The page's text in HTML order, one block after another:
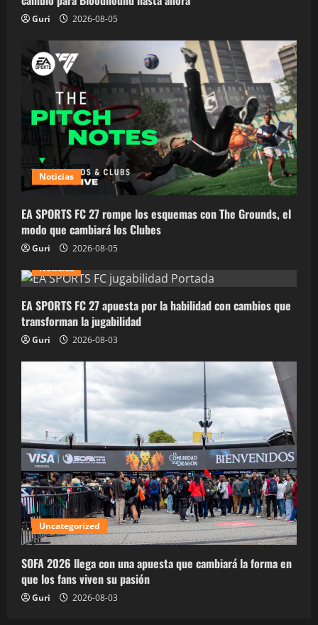
Guri 2026-08-05
Noticias
EA SPORTS FC 27 rompe los esquemas con The Grounds, el
modo que cambiará los Clubes
Guri
2026-08-05
Noticias
EA SPORTS FC 27 apuesta por la habilidad con cambios que
transforman la jugabilidad
Guri 2026-08-03
Uncategorized
SOFA 2026 llega con una apuesta que cambiará la forma en
que los fans viven su pasión
Guri 2026-08-03